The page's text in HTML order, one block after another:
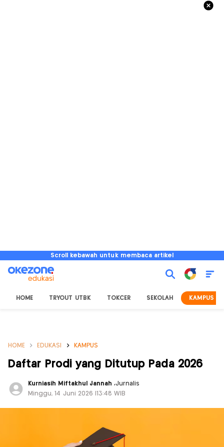
Scroll kebawah untuk membaca artikel
HOME TRYOUT UTBK TOKCER SEKOLAH KAMPUS
HOME EDUKASI KAMPUS
Daftar Prodi yang Ditutup Pada 2026
Kurniasih Miftakhul Jannah,Jurnalis
Minggu, 14 Juni 2026 |13:48 WIB